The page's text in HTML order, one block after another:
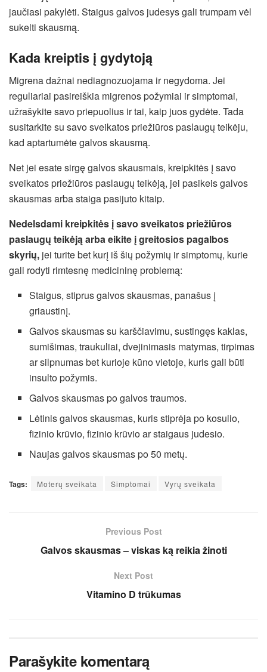
jaučiasi pakylėti. Staigus galvos judesys gali trumpam vėl
sukelti skausmą.
Kada kreiptis į gydytoją
Migrena dažnai nediagnozuojama ir negydoma. Jei
reguliariai pasireiškia migrenos požymiai ir simptomai,
užrašykite savo priepuolius ir tai, kaip juos gydėte. Tada
susitarkite su savo sveikatos priežiūros paslaugų teikėju,
kad aptartumėte galvos skausmą.
Net jei esate sirgę galvos skausmais, kreipkitės į savo
sveikatos priežiūros paslaugų teikėją, jei pasikeis galvos
skausmas arba staiga pasijuto kitaip.
Nedelsdami kreipkitės į savo sveikatos priežiūros
paslaugų teikėją arba eikite į greitosios pagalbos
skyrių, jei turite bet kurį iš šių požymių ir simptomų, kurie
gali rodyti rimtesnę medicininę problemą:
Staigus, stiprus galvos skausmas, panašus į
griaustinį.
Galvos skausmas su karščiavimu, sustingęs kaklas,
sumišimas, traukuliai, dvejinimasis matymas, tirpimas
ar silpnumas bet kurioje kūno vietoje, kuris gali būti
insulto požymis.
Galvos skausmas po galvos traumos.
Lėtinis galvos skausmas, kuris stiprėja po kosulio,
fizinio krūvio, fizinio krūvio ar staigaus judesio.
Naujas galvos skausmas po 50 metų.
Tags: Moterų sveikata Simptomai Vyrų sveikata
Previous Post
Galvos skausmas – viskas ką reikia žinoti
Next Post
Vitamino D trūkumas
Parašykite komentarą